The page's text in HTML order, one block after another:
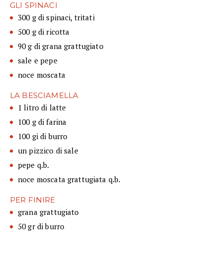
GLI SPINACI
300 g di spinaci, tritati
500 g di ricotta
90 g di grana grattugiato
sale e pepe
noce moscata
LA BESCIAMELLA
1 litro di latte
100 g di farina
100 gi di burro
un pizzico di sale
pepe q.b.
noce moscata grattugiata q.b.
PER FINIRE
grana grattugiato
50 gr di burro